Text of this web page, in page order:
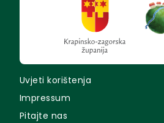
Uvjeti korištenja
Impressum
Pitajte nas